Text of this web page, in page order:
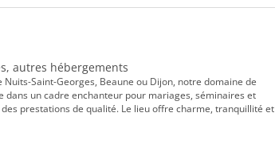
autres hébergements
Saint-Georges, Beaune ou Dijon, notre domaine de
dans un cadre enchanteur pour mariages, séminaires et
prestations de qualité. Le lieu offre charme, tranquillité et